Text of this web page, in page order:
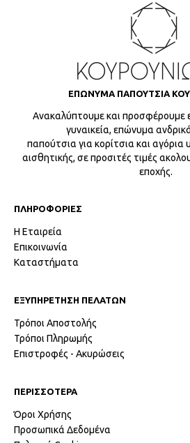
ΕΠΩΝΥΜΑ ΠΑΠΟΥΤΣΙΑ
Ανακαλύπτουμε και προσφέρουμε
γυναικεία, επώνυμα
παπούτσια για κορίτσια και αγόρια
αισθητικής, σε προσιτές τιμές
εποχής.
ΠΛΗΡΟΦΟΡΙΕΣ
Η Εταιρεία
Επικοινωνία
Καταστήματα
ΕΞΥΠΗΡΕΤΗΣΗ ΠΕΛΑΤΩΝ
Τρόποι Αποστολής
Τρόποι Πληρωμής
Επιστροφές - Ακυρώσεις
ΠΕΡΙΣΣΟΤΕΡΑ
Όροι Χρήσης
Προσωπικά Δεδομένα